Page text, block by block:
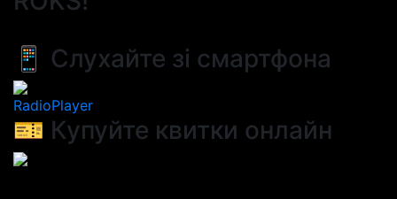
📱 Слухайте зі смартфона
RadioPlayer
🎫 Купуйте квитки онлайн